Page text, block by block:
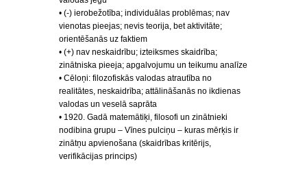
• (-) ierobežotība; individuālas problēmas; nav
vienotas pieejas; nevis teorija, bet aktivitāte;
orientēšanās uz faktiem
• (+) nav neskaidrību; izteiksmes skaidrība;
zinātniska pieeja; apgalvojumu un teikumu analīze
• Cēloņi: filozofiskās valodas atrautība no
realitātes, neskaidrība; attālināšanās no ikdienas
valodas un veselā saprāta
• 1920. Gadā matemātiķi, filosofi un zinātnieki
nodibina grupu – Vīnes pulciņu – kuras mērķis ir
zinātņu apvienošana (skaidrības kritērijs,
verifikācijas princips)